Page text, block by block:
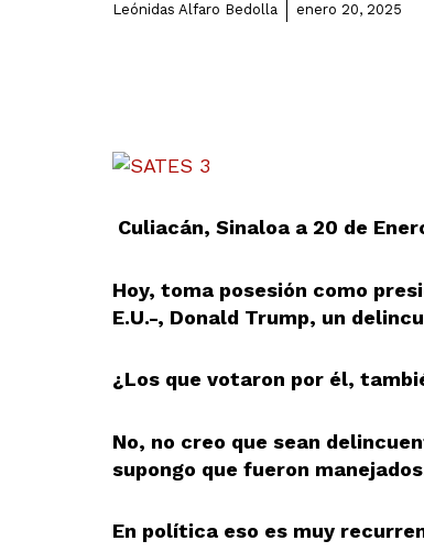
Leónidas Alfaro Bedolla enero 20, 2025
Culiacán, Sinaloa a 20 de
Hoy, toma posesión como
E.U.-, Donald Trump, un
¿Los que votaron por él,
No, no creo que sean
supongo que fueron
En política eso es muy